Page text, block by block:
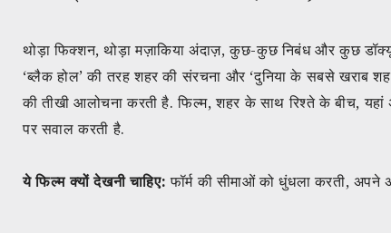
थोड़ा फिक्शन, थोड़ा मज़ाकिया अंदाज़, कुछ-कुछ निबंध और कुछ
‘ब्लैक होल’ की तरह शहर की संरचना और ‘दुनिया के सबसे खराब
की तीखी आलोचना करती है. फिल्म, शहर के साथ रिश्ते के बीच,
पर सवाल करती है.
ये फिल्म क्यों देखनी चाहिए: फॉर्म की सीमाओं को धुंधला करती, अपने